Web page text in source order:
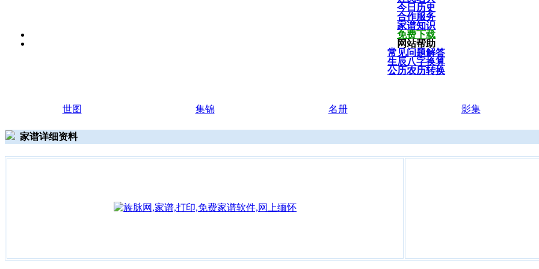
今日历史
合作服务
家谱知识
免费下载
网站帮助
常见问题解答
生辰八字换算
公历农历转换
世图 集锦 名册 影集
家谱详细资料